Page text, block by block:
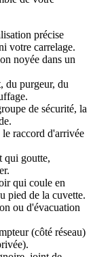
précise
votre carrelage.
noyée dans un
du purgeur, du
de sécurité, la
raccord d'arrivée
qui goutte,
qui coule en
pied de la cuvette.
ou d'évacuation
(côté réseau)